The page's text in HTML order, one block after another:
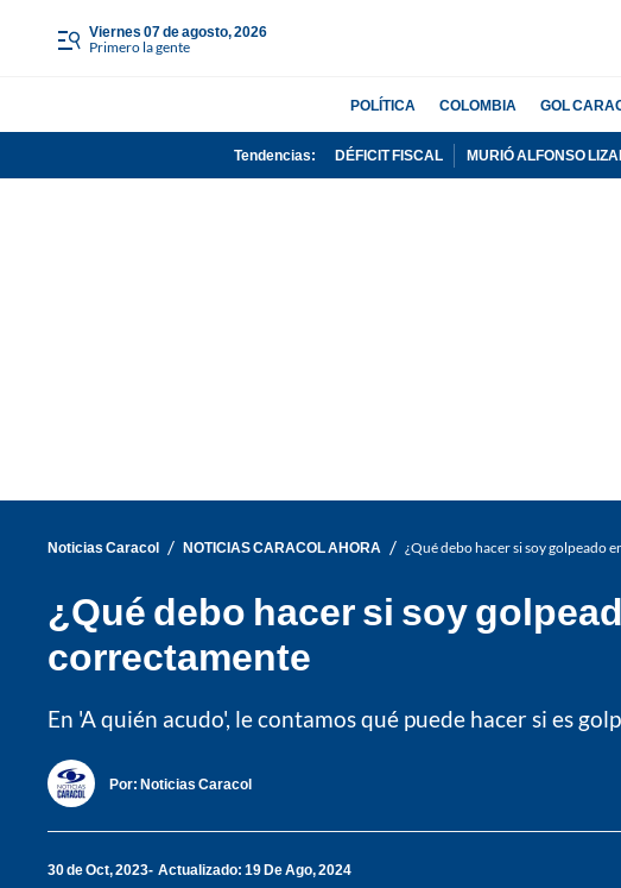
viernes 07 de agosto, 2026
Primero la gente
POLÍTICA COLOMBIA GOL
Tendencias: DÉFICIT FISCAL MURIÓ ALFONSO
Noticias Caracol / NOTICIAS CARACOL AHORA / ¿Qué debo hacer si soy golpeado
¿Qué debo hacer si soy
correctamente
En 'A quién acudo', le contamos qué puede hacer si es
Por: Noticias Caracol
30 de Oct, 2023 Actualizado: 19 De Ago, 2024